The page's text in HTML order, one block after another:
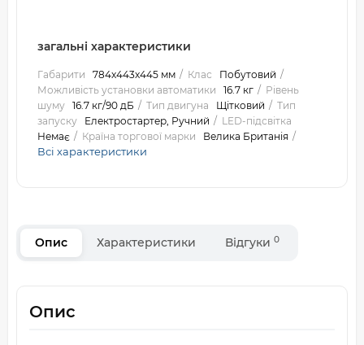
загальні характеристики
Габарити 784x443x445 мм Клас
Побутовий
Можливість установки автоматики
16.7 кг
Рівень
шуму 16.7 кг/90 дБ Тип двигуна Щітковий
Тип
запуску
Електростартер, Ручний
LED-підсвітка
Немає
Країна торгової марки Велика Британія
Всі характеристики
Опис Характеристики Відгуки 0
Опис